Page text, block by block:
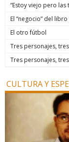
“Estoy viejo pero las
El “negocio” del
El otro fútbol
Tres personajes,
Tres personajes,
CULTURA Y